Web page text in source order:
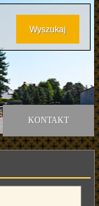
KONTAKT